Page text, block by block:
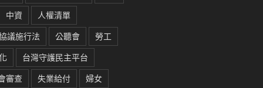
中資
人權清單
議施行法
公聽會
勞工
台灣守護民主平台
審查
失業給付
婦女